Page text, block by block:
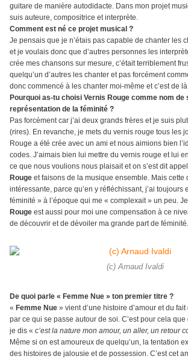
guitare de manière autodidacte. Dans mon projet
suis auteure, compositrice et interprète.
Comment est né ce projet musical ?
Je pensais que je n’étais pas capable de chanter les
et je voulais donc que d’autres personnes les
crée mes chansons sur mesure, c’était terriblement
quelqu’un d’autres les chanter et pas forcément
donc commencé à les chanter moi-même et c’est de
Pourquoi as-tu choisi Vernis Rouge comme nom de
représentation de la féminité ?
Pas forcément car j’ai deux grands frères et je suis
(rires). En revanche, je mets du vernis rouge tous les
Rouge a été crée avec un ami et nous aimions bien
codes. J’aimais bien lui mettre du vernis rouge et lui
ce que nous voulions nous plaisait et on s’est dit
Rouge et faisons de la musique ensemble. Mais cette
intéressante, parce qu’en y réfléchissant, j’ai toujours
féminité » à l’époque qui me « complexait » un peu.
Rouge est aussi pour moi une compensation à ce
de découvrir et de dévoiler ma grande part de féminité.
(c) Arnaud Ivaldi
De quoi parle « Femme Nue » ton premier titre ?
« Femme Nue » vient d’une histoire d’amour et du fait
par ce qui se passe autour de soi. C’est pour cela
je dis « c’est la nature mon amour, un aller, un retour
Même si on est amoureux de quelqu’un, la tentation
des histoires de jalousie et de possession. C’est cet